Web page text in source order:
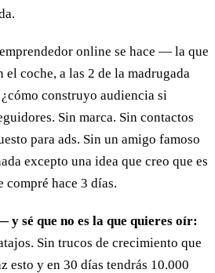
online se hace — la que
el coche, a las 2 de la madrugada
construyo audiencia si
Sin marca. Sin contactos
para ads. Sin un amigo famoso
excepto una idea que creo que es
hace 3 días.
y sé que no es la que quieres oír:
Sin trucos de crecimiento que
esto y en 30 días tendrás 10.000